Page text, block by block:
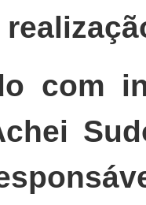
com